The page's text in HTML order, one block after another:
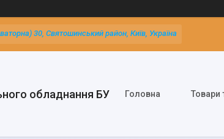
30, Святошинський район, Київ, Україна
обладнання БУ Головна Товари